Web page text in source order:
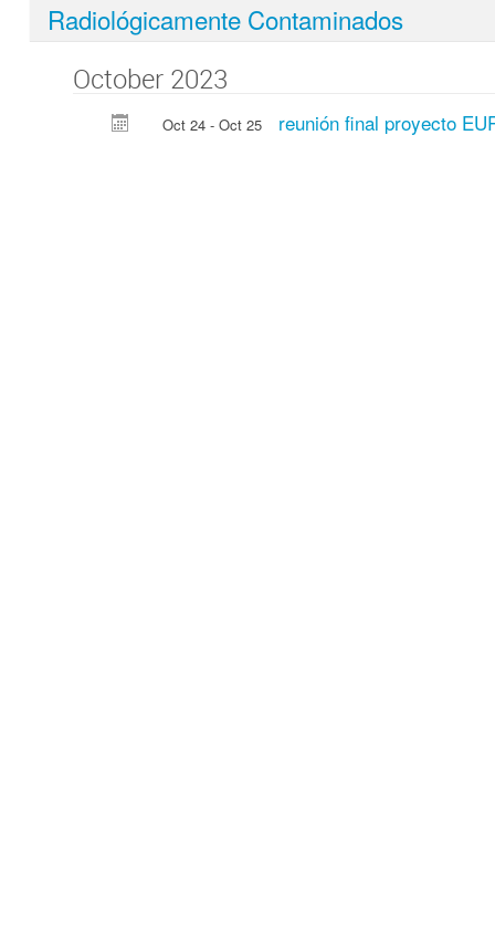
Radiológicamente Contaminados
October 2023
Oct 24 - Oct 25 reunión final proyecto